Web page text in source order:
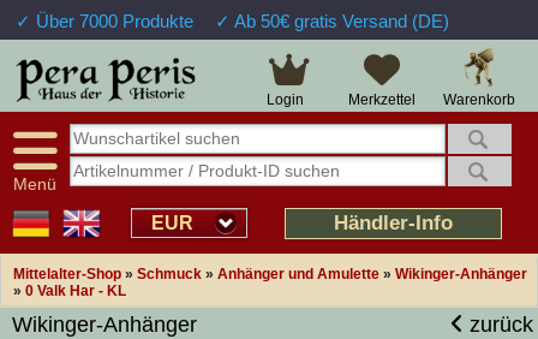
✓ Über 7000 Produkte ✓ Ab 50€ gratis Versand (DE)
Warenkorb
Merkzettel
Login
Menü
EUR Händler-Info
Mittelalter-Shop » Schmuck » Anhänger und Amulette » Wikinger-Anhänger
» 0 Valk Har - KL
Wikinger-Anhänger zurück
Große Auswahl
Verfügbarkeitsanzeige
Sendungsverfolgung
Intelligente Navigation
Freundlicher Service
14 Tage Widerrufsrecht
Über 25 Jahre Erfahrung
Schnelle Rücküberweisung
Kulant bei Retouren
Prof. Auftragsabwicklung
Übersicht Mittelalter-Produkte
Impressum